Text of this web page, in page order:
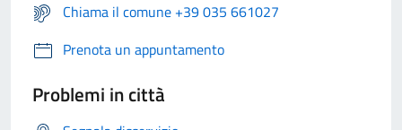
Chiama il comune +39 035 661027
Prenota un appuntamento
Problemi in città